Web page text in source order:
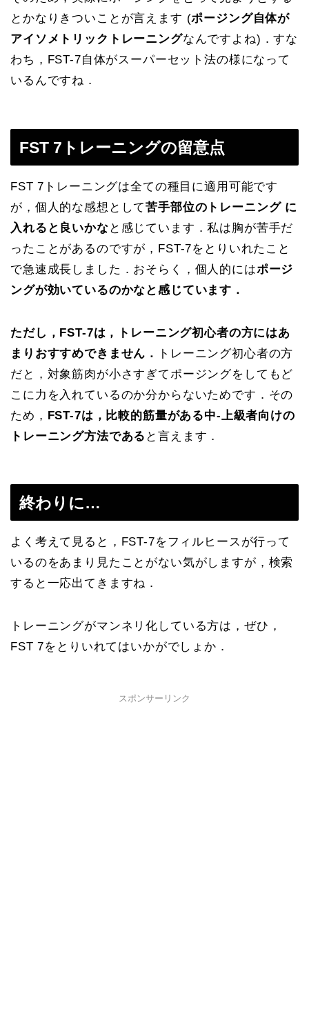
とかなりきついことが言えます (ポージング自体が
アイソメトリックトレーニングなんですよね)．すな
わち，FST-7自体がスーパーセット法の様になって
いるんですね．
FST 7トレーニングの留意点
FST 7トレーニングは全ての種目に適用可能です
が，個人的な感想として苦手部位のトレーニング に
入れると良いかな と感じています．私は胸が苦手だ
ったことがあるのですが，FST-7をとりいれたこと
で急速成長しました．おそらく，個人的にはポージ
ングが効いているのかなと感じています．
ただし，FST-7は，トレーニング初心者の方にはあ
まりおすすめできません．
トレーニング初心者の方
だと，対象筋肉が小さすぎてポージングをしてもど
こに力を入れているのか分からないためです．その
ため， FST-7は，比較的筋量がある中-上級者向けの
トレーニング方法である と言えます．
終わりに…
よく考えて見ると，FST-7をフィルヒースが行って
いるのをあまり見たことがない気がしますが，検索
すると一応出てきますね．
トレーニングがマンネリ化している方は，ぜひ，
FST 7をとりいれてはいかがでしょか．
スポンサーリンク